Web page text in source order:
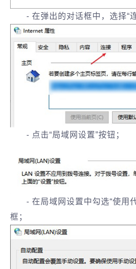
- 在弹出的对话框中，选择“
- 点击“局域网设置”按钮；
- 在局域网设置中勾选“使用
框；